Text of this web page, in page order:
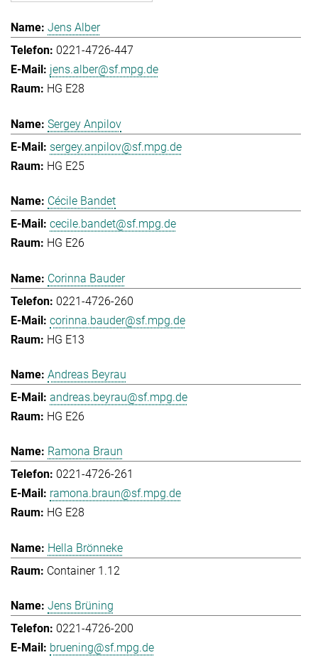
Jens Alber
0221-4726-447
jens.alber@sf.mpg.de
HG E28
Sergey Anpilov
sergey.anpilov@sf.mpg.de
HG E25
Cécile Bandet
cecile.bandet@sf.mpg.de
HG E26
Corinna Bauder
0221-4726-260
corinna.bauder@sf.mpg.de
HG E13
Andreas Beyrau
andreas.beyrau@sf.mpg.de
HG E26
Ramona Braun
0221-4726-261
ramona.braun@sf.mpg.de
HG E28
Hella Brönneke
Container 1.12
Jens Brüning
0221-4726-200
bruening@sf.mpg.de